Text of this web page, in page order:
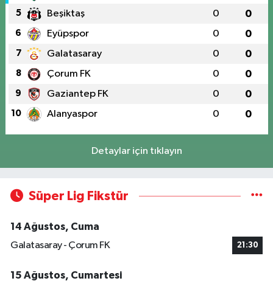
5 Beşiktaş 0 0
6 Eyüpspor 0 0
7 Galatasaray 0 0
8 Çorum FK 0 0
9 Gaziantep FK 0 0
10 Alanyaspor 0 0
Detaylar için tıklayın
Süper Lig Fikstür
14 Ağustos, Cuma
Galatasaray - Çorum FK
21:30
15 Ağustos, Cumartesi